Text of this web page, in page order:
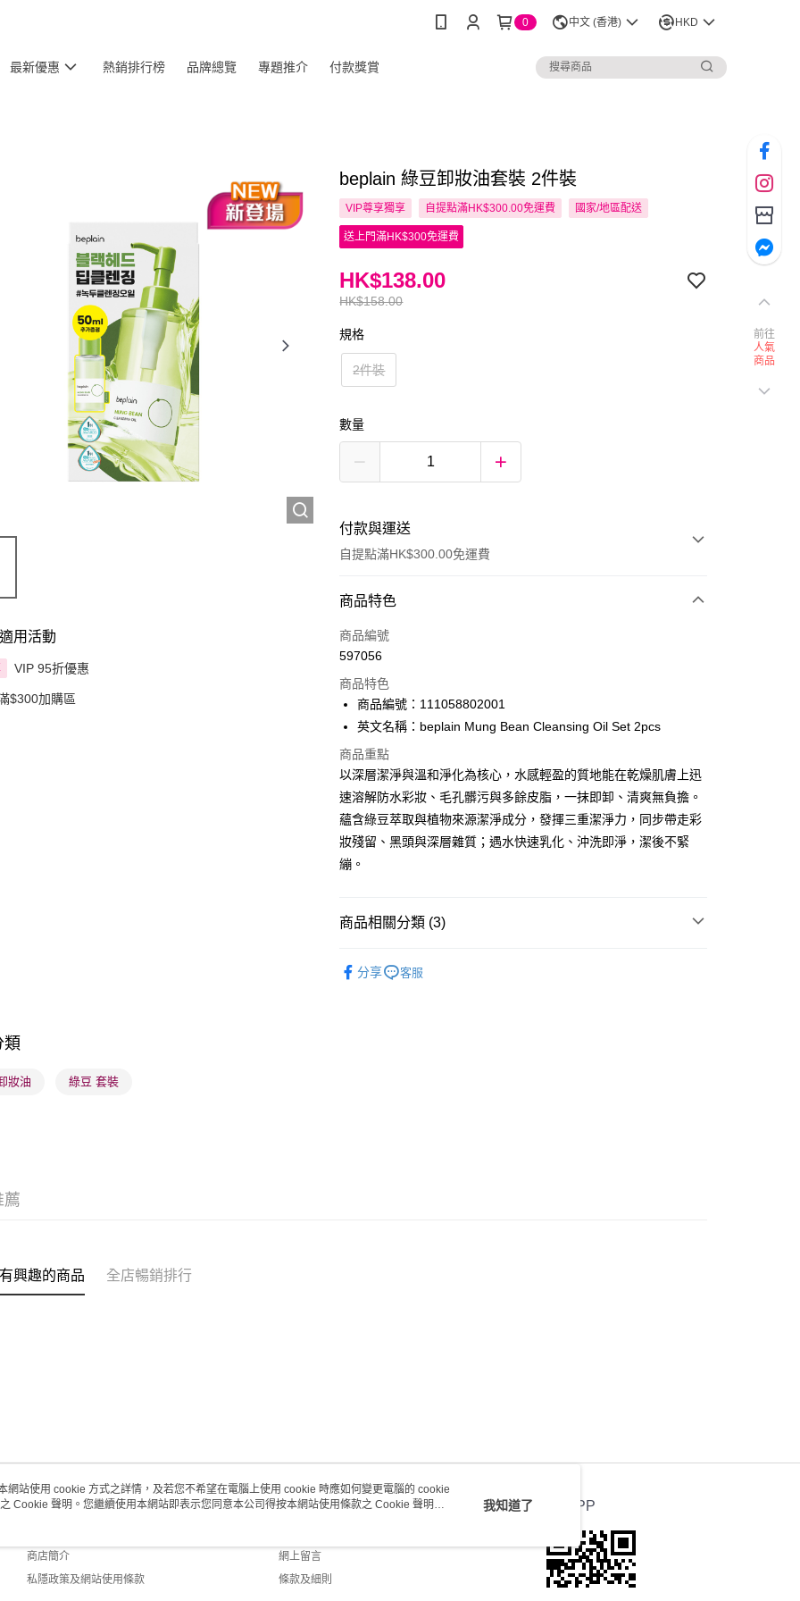
0 中文 (香港) HKD
最新優惠 熱銷排行榜 品牌總覽 專題推介 付款獎賞
用活動
VIP 95折優惠
$300加購區
beplain 綠豆卸妝油套裝 2件裝
VIP尊享獨享 自提點滿HK$300.00免運費 國家/地區配送
送上門滿HK$300免運費
HK$158.00
HK$138.00
規格
2件裝
數量
付款與運送
自提點滿HK$300.00免運費
付款方式
信用卡
AlipayHK
PayMe
WeChat Pay
BoC Pay
送貨方式
每筆HK$65.00，滿HK$300.00或以上免運費
每筆HK$65.00，滿HK$300.00或以上免運費
商品特色
商品編號
597056
商品特色
商品編號：111058802001
英文名稱：beplain Mung Bean Cleansing Oil Set 2pcs
商品重點
以深層潔淨與溫和淨化為核心，水感輕盈的質地能在乾燥肌膚上迅
速溶解防水彩妝、毛孔髒污與多餘皮脂，一抹即卸、清爽無負擔。
蘊含綠豆萃取與植物來源潔淨成分，發揮三重潔淨力，同步帶走彩
妝殘留、黑頭與深層雜質；遇水快速乳化、沖洗即淨，潔後不緊
繃。
商品相關分類 (3)
分享 客服
類
妝油 綠豆 套裝
薦
興趣的商品 全店暢銷排行
關於我們
商店簡介
私隱政策及網站使用條款
客戶服務
網上留言
條款及細則
官方APP
前往
人氣
商品
網站使用 cookie 方式之詳情，及若您不希望在電腦上使用 cookie 時應如何變更電腦的 cookie
之 Cookie 聲明。您繼續使用本網站即表示您同意本公司得按本網站使用條款之 Cookie 聲明使
我知道了